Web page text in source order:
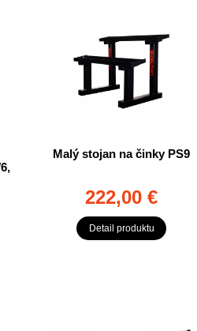
Malý stojan na činky PS9
222,00 €
Detail produktu